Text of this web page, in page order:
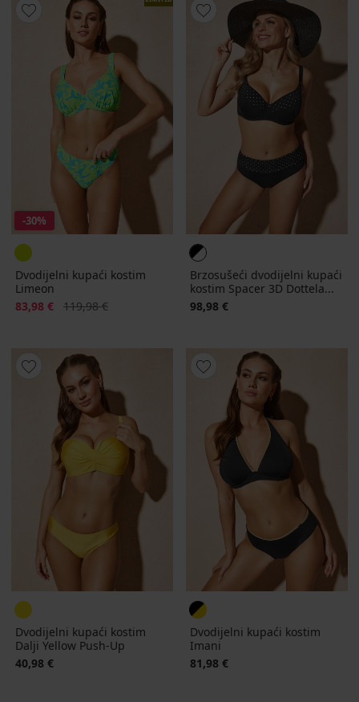
-30%
Dvodijelni kupaći kostim
Limeon
Popust
83,98 € Prvobitna cijena
119,98 €
Brzosušeći dvodijelni kupaći
kostim Spacer 3D Dottela...
98,98 €
Dvodijelni kupaći kostim
Dalji Yellow Push-Up
40,98 €
Dvodijelni kupaći kostim
Imani
81,98 €